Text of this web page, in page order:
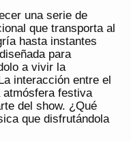
una serie de
que transporta al
hasta instantes
para
a vivir la
interacción entre el
festiva
del show. ¿Qué
que disfrutándola